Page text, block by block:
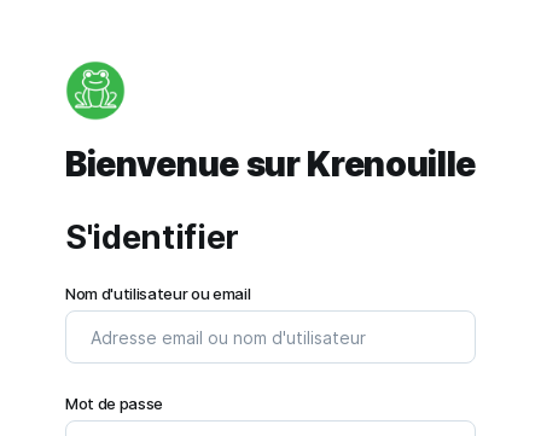
Bienvenue sur Krenouille
S'identifier
Nom d'utilisateur ou email
Mot de passe